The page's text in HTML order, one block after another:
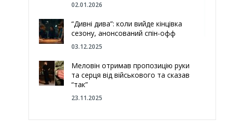
02.01.2026
“Дивні дива”: коли вийде кінцівка
сезону, анонсований спін-офф
03.12.2025
Меловін отримав пропозицію руки
та серця від військового та сказав
“так”
23.11.2025